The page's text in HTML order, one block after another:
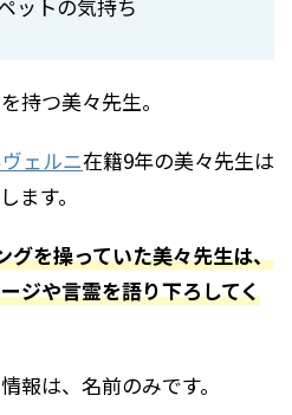
ットの気持ち
持つ美々先生。
ェルニ在籍9年の美々先生は
ます。
グを操っていた美々先生は、
ジや言霊を語り下ろしてく
報は、名前のみです。